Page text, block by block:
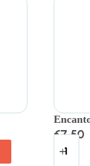
€7.50